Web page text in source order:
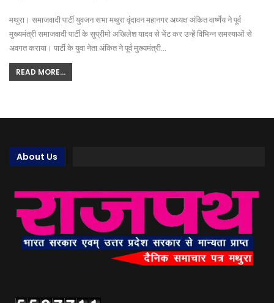
मथुरा। समाजवादी पार्टी युवजन सभा मथुरा वृंदावन महानगर अध्यक्ष अंकित वार्ष्णेय ने पूर्व
मुख्यमंत्री समाजवादी पार्टी के सुप्रीमो अखिलेश यादव से भेंट कर उन्हें विभिन्न समस्याओं से
अवगत कराया। पार्टी के युवा नेता अंकित ने पूर्व मुख्यमंत्री…
READ MORE...
About Us